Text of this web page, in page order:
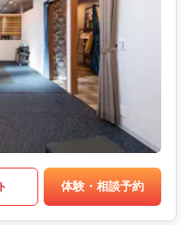
体験・相談予約